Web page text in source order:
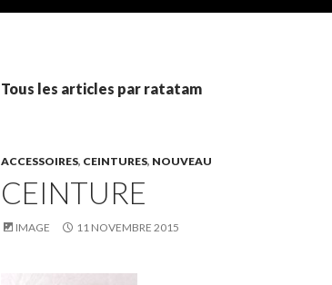
Tous les articles par ratatam
ACCESSOIRES, CEINTURES, NOUVEAU
CEINTURE
IMAGE 11 NOVEMBRE 2015